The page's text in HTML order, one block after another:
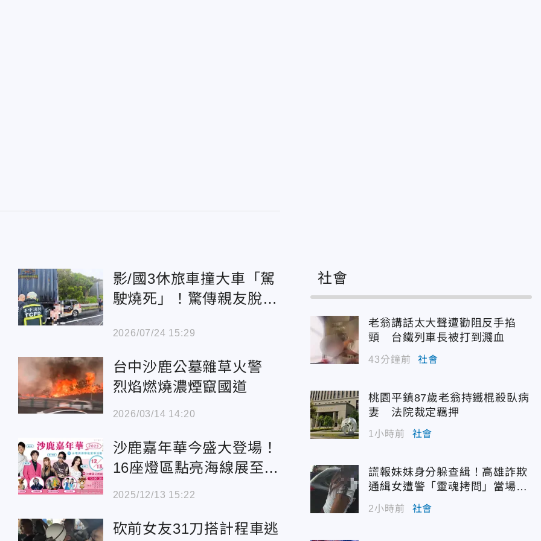
影/國3休旅車撞大車「駕
駛燒死」！驚傳親友脫
2026/07/24 15:29
台中沙鹿公墓雜草火警
烈焰燃燒濃煙竄國道
2026/03/14 14:20
沙鹿嘉年華今盛大登場！
16座燈區點亮海線展至明
年1月
2025/12/13 15:22
砍前女友31刀搭計程車逃
社會
老翁講話太大聲遭勸阻反手掐
頸 台鐵列車長被打到濺血
43分鐘前 社會
桃園平鎮87歲老翁持鐵棍殺臥病
妻 法院裁定羈押
1小時前 社會
謊報妹妹身分躲查緝！高雄詐欺
通緝女遭警「靈魂拷問」當場認
栽
2小時前 社會